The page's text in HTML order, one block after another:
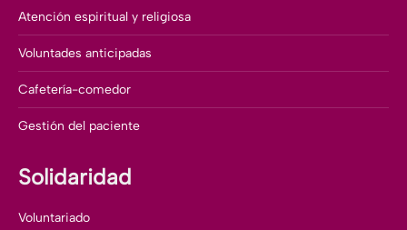
Atención espiritual y religiosa
Voluntades anticipadas
Cafetería-comedor
Gestión del paciente
Solidaridad
Voluntariado